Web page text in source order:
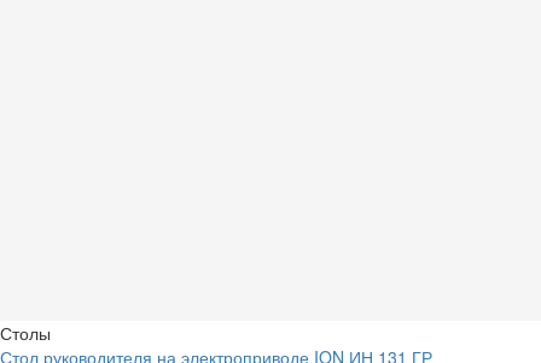
Столы
Стол руководителя на электроприводе ION ИН 131 ГР